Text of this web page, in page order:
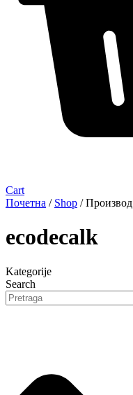
Cart
Почетна / Shop / Производ
ecodecalk
Kategorije
Search